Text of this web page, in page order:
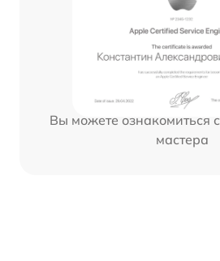
Вы можете ознакомиться
мастера